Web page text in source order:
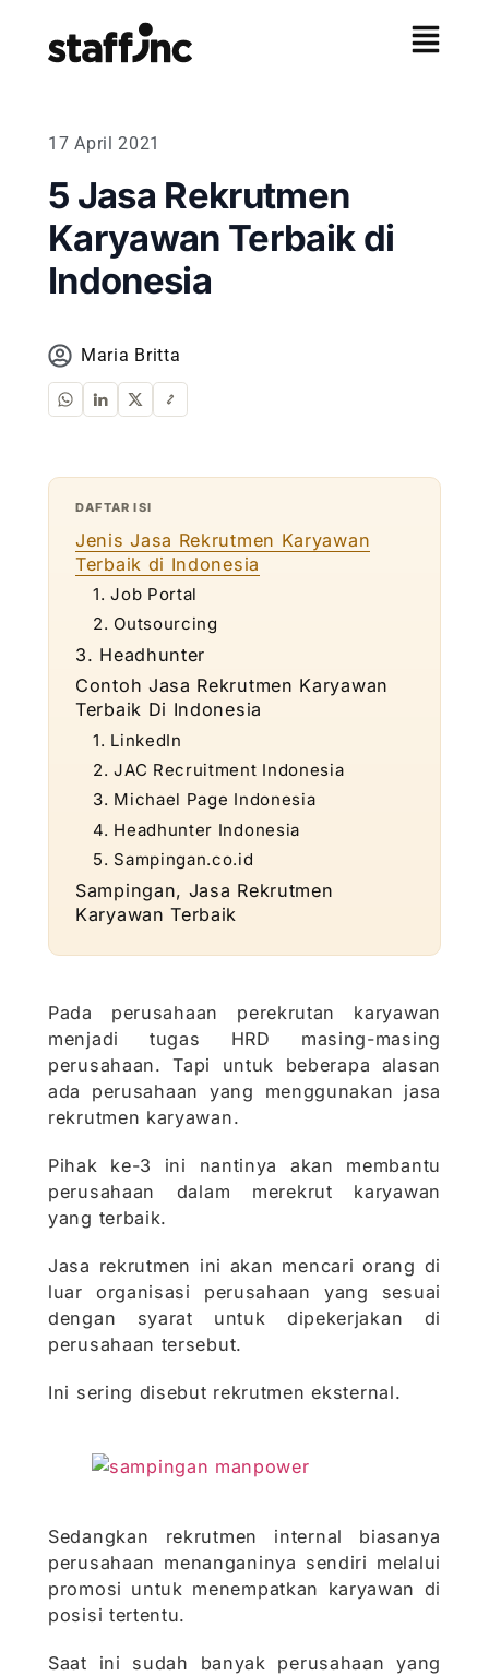
17 April 2021
5 Jasa Rekrutmen
Karyawan Terbaik di
Indonesia
Maria Britta
DAFTAR ISI
Jenis Jasa Rekrutmen Karyawan
Terbaik di Indonesia
1. Job Portal
2. Outsourcing
3. Headhunter
Contoh Jasa Rekrutmen Karyawan
Terbaik Di Indonesia
1. LinkedIn
2. JAC Recruitment Indonesia
3. Michael Page Indonesia
4. Headhunter Indonesia
5. Sampingan.co.id
Sampingan, Jasa Rekrutmen
Karyawan Terbaik
Pada perusahaan perekrutan karyawan
menjadi tugas HRD masing-masing
perusahaan. Tapi untuk beberapa alasan
ada perusahaan yang menggunakan jasa
rekrutmen karyawan.
Pihak ke-3 ini nantinya akan membantu
perusahaan dalam merekrut karyawan
yang terbaik.
Jasa rekrutmen ini akan mencari orang di
luar organisasi perusahaan yang sesuai
dengan syarat untuk dipekerjakan di
perusahaan tersebut.
Ini sering disebut rekrutmen eksternal.
Sedangkan rekrutmen internal biasanya
perusahaan menanganinya sendiri melalui
promosi untuk menempatkan karyawan di
posisi tertentu.
Saat ini sudah banyak perusahaan yang